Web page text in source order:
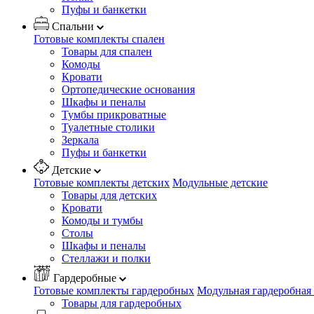
Пуфы и банкетки
Спальни
Готовые комплекты спален
Товары для спален
Комоды
Кровати
Ортопедические основания
Шкафы и пеналы
Тумбы прикроватные
Туалетные столики
Зеркала
Пуфы и банкетки
Детские
Готовые комплекты детских Модульные детские
Товары для детских
Кровати
Комоды и тумбы
Столы
Шкафы и пеналы
Стеллажи и полки
Гардеробные
Готовые комплекты гардеробных Модульная
Товары для гардеробных